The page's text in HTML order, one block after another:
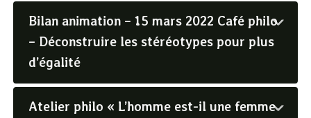
Bilan animation – 15 mars 2022 Café philo
– Déconstruire les stéréotypes pour plus
d’égalité
Atelier philo « L’homme est-il une femme